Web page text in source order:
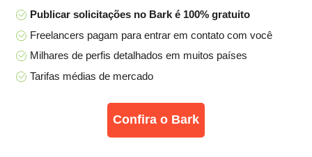
Publicar solicitações no Bark é 100% gratuito
Freelancers pagam para entrar em contato com você
Milhares de perfis detalhados em muitos países
Tarifas médias de mercado
Confira o Bark